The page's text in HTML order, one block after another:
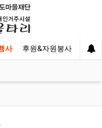
사 후원&자원봉사 이야